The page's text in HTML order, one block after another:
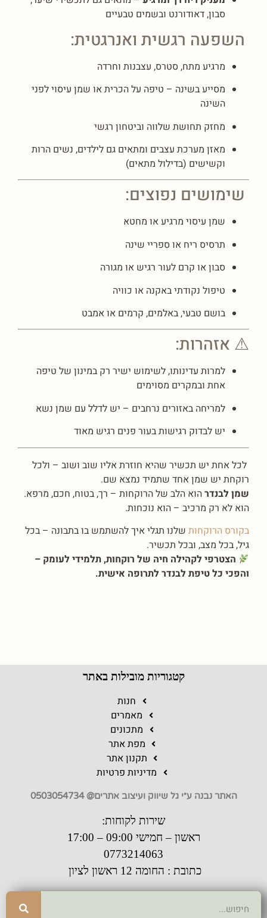
סבון, דאודורנט ובשמים טבעיים
השפעה רגשית ואנרגטית:
מרגיע מתח, סטרס, עצבנות וחרדה
מסייע בשינה – טיפה על הכרית או שמן עיסוי לפני
השינה
מחזק תחושת שלווה וביטחון רגשי
מאזן מערכת עצבים ומתאים גם לילדים, נשים הרות
וקשישים (בדילול מתאים)
שימושים נפוצים:
שמן עיסוי מרגיע או מחטא
תרסיס ריח או ספריי שינה
סבון או קרם לעור רגיש או מגורה
טיפול נקודתי באקנה או כוויה
בושם טבעי, באלמים, קרמים או אמבט
⚠ אזהרות:
למרות עדינותו, לשימוש ישיר רק במינון של טיפה
אחת ובמקרים מסוימים
למריחה באזורים נרחבים – יש לדלל עם שמן נשא
יש לבדוק רגישות בעור פנים רגיש מאוד
לכל אחת יש תכשיר שהיא חוזרת אליו שוב ושוב – ולכל
רוקחת יש שמן אחד שתמיד נמצא שם.
שמן לבנדרהוא הלב של הרוקחות – רך, בטוח, חכם, מרפא.
הוא לא רק מרכיב – הוא נוכחות.
בקורס הרוקחות שלנו תגלי איך להשתמש בו בתבונה – בכל
גיל, בכל מצב, ובכל תכשיר.
הצטרפי לקהילה חיה של רוקחות, תלמידי לעומק –
והפכי כל טיפת לבנדר לתרופה אישית.
קטגוריות מובילות באתר
חנות
מאמרים
מתכונים
מפת אתר
תקנון אתר
מדיניות פרטיות
האתר נבנה ע״י גל שיווק ועיצוב אתרים@ 0503054734
שירות לקוחות:
ראשון – חמישי 09:00 – 17:00
0773214063
כתובת : החומה 12 ראשון לציון